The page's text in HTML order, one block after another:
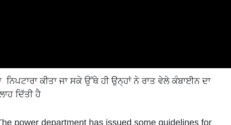
ਕੀਤਾ ਜਾ ਸਕੇ ਉੱਥੇ ਹੀ ਉਨ੍ਹਾਂ ਨੇ ਰਾਤ ਵੇਲੇ ਕੰਬਾਈਨ ਦਾ
ਦਿੱਤੀ ਹੈ
power department has issued some guidelines for